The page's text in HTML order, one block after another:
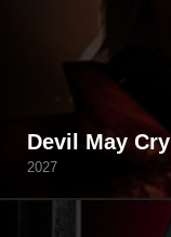
Devil May
2027